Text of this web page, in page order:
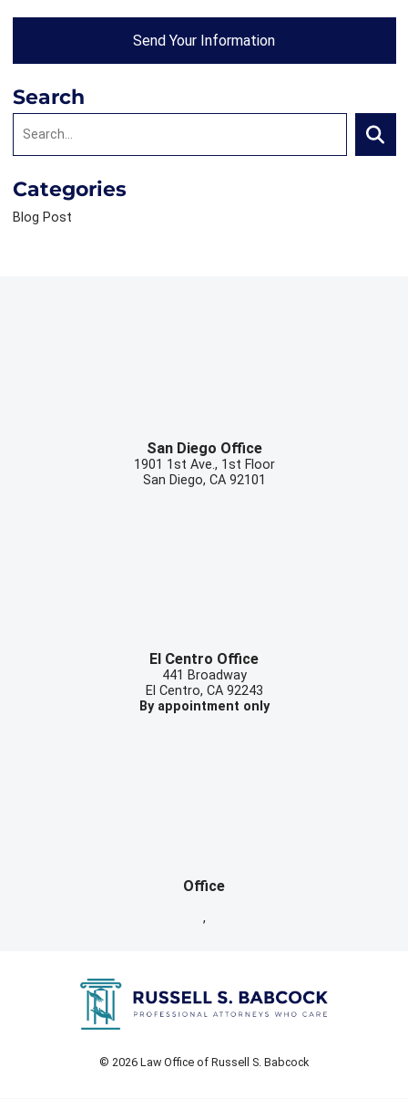
Search
Categories
Blog Post
Send Your Information
San Diego Office
1901 1st Ave., 1st Floor
San Diego, CA 92101
El Centro Office
441 Broadway
El Centro, CA 92243
By appointment only
Office
,
© 2026 Law Office of Russell S. Babcock